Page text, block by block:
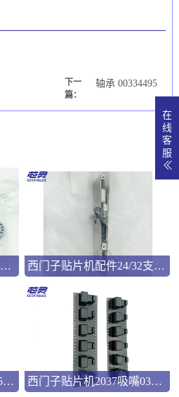
下一
篇：
轴承 00334495
西门子贴片机真空盘03008286 西门子贴片机配件24/32支撑弹片00322181
西门子贴片机配件735/935吸嘴00346524 西门子贴片机2037吸嘴03057033
在
线
客
服